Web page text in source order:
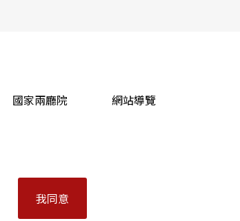
國家兩廳院 網站導覽
我同意